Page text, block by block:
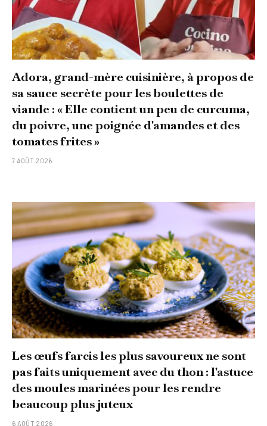
Adora, grand-mère cuisinière, à propos de
sa sauce secrète pour les boulettes de
viande : « Elle contient un peu de curcuma,
du poivre, une poignée d'amandes et des
tomates frites »
7 AOÛT 2026
Les œufs farcis les plus savoureux ne sont
pas faits uniquement avec du thon : l'astuce
des moules marinées pour les rendre
beaucoup plus juteux
6 AOÛT 2026